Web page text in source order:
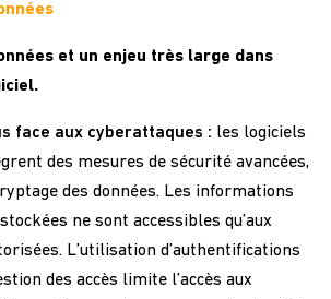
et un enjeu très large dans
face aux cyberattaques : les logiciels
des mesures de sécurité avancées,
des données. Les informations
ne sont accessibles qu’aux
L’utilisation d’authentifications
des accès limite l’accès aux